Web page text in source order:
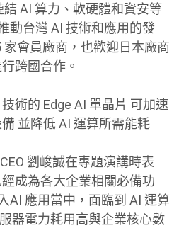
AI 算力、軟硬體和資安等
動台灣 AI 技術和應用的發
家會員廠商，也歡迎日本廠商
跨國合作。
術的 Edge AI 單晶片 可加速
並降低 AI 運算所需能耗
劉峻誠在專題演講時表
成為各大企業相關必備功
AI 應用當中，面臨到 AI 運算
器電力耗用高與企業核心數